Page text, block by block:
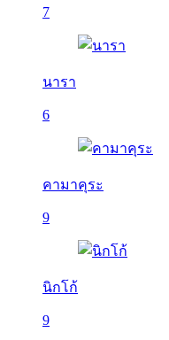
7
นารา
6
คามาคุระ
9
นิกโก้
9